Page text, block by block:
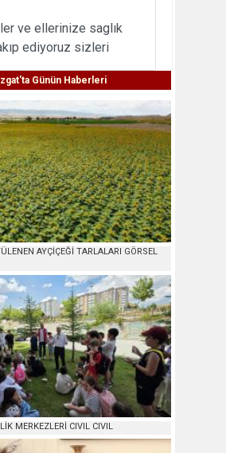
ve ellerinize saglık
ediyoruz sizleri
Günün Haberleri
AYÇİÇEĞİ TARLALARI GÖRSEL
MERKEZLERİ CIVIL CIVIL